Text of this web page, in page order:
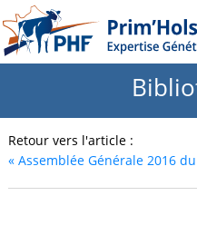
Retour vers l'article :
«Assemblée Générale 2016